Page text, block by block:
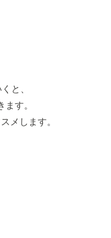
と、
す。
メします。